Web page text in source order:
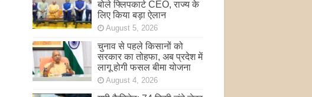
बोले फ्लिपकार्ट CEO, राज्य के
लिए किया बड़ा ऐलान
August 5, 2026
चुनाव से पहले किसानों को
सरकार का तोहफा, अब प्रदेश में
लागू होगी फसल बीमा योजना
August 4, 2026